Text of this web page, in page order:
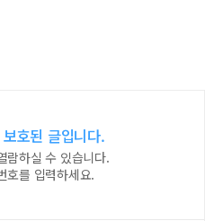
호된 글입니다.
람하실 수 있습니다.
호를 입력하세요.